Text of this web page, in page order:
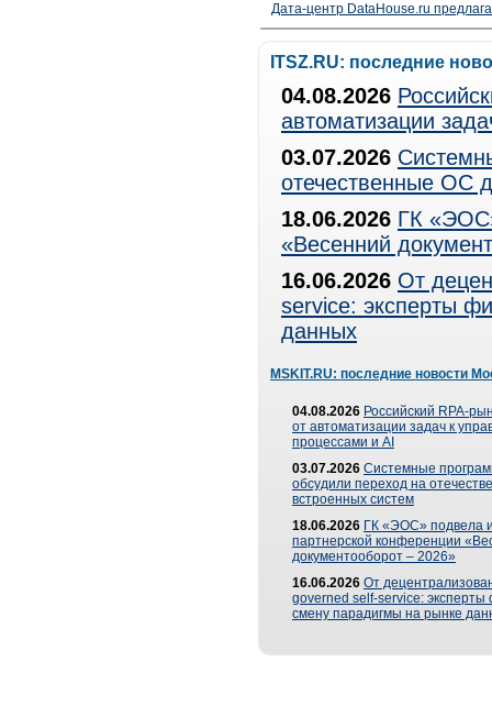
Дата-центр DataHouse.ru
ITSZ.RU: последние
04.08.2026
автоматизации
03.07.2026
отечественные ОС
18.06.2026 ГК
«Весенний
16.06.2026 От
service: эксперты
данных
MSKIT.RU: последние новости
04.08.2026 Российский RPA-
от автоматизации задач к
процессами и AI
03.07.2026 Системные
обсудили переход на
встроенных систем
18.06.2026 ГК «ЭОС» подвела
партнерской конференции
документооборот – 2026»
16.06.2026 От
governed self-service: эксперты
смену парадигмы на рынке